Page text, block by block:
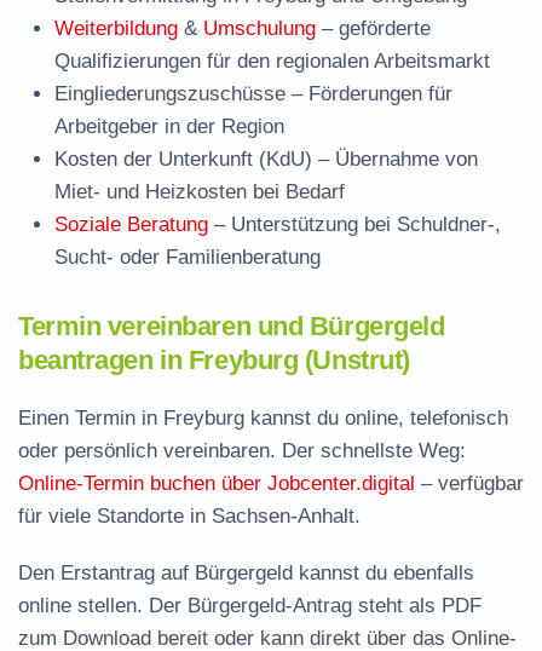
Weiterbildung & Umschulung – geförderte
Qualifizierungen für den regionalen Arbeitsmarkt
Eingliederungszuschüsse – Förderungen für
Arbeitgeber in der Region
Kosten der Unterkunft (KdU) – Übernahme von
Miet- und Heizkosten bei Bedarf
Soziale Beratung – Unterstützung bei Schuldner-,
Sucht- oder Familienberatung
Termin vereinbaren und Bürgergeld
beantragen in Freyburg (Unstrut)
Einen Termin in Freyburg kannst du online, telefonisch
oder persönlich vereinbaren. Der schnellste Weg:
Online-Termin buchen über Jobcenter.digital – verfügbar
für viele Standorte in Sachsen-Anhalt.
Den Erstantrag auf Bürgergeld kannst du ebenfalls
online stellen. Der Bürgergeld-Antrag steht als PDF
zum Download bereit oder kann direkt über das Online-